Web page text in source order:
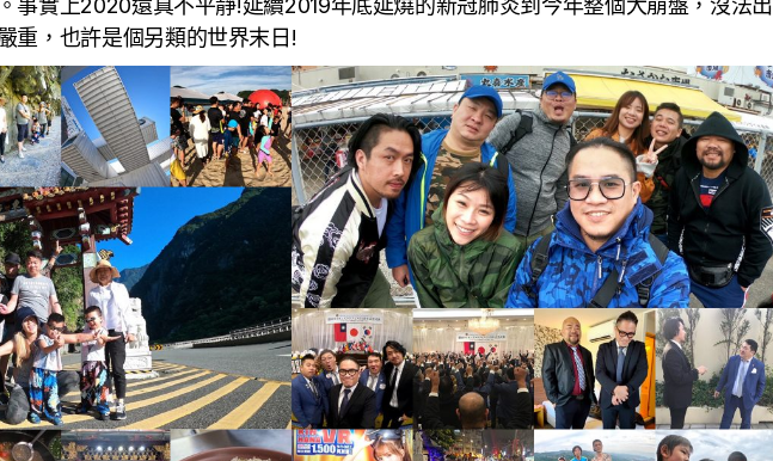
事實上2020還真不平靜!延續2019年底延燒的新冠肺炎到今年整個大崩盤，沒法出
重，也許是個另類的世界末日!